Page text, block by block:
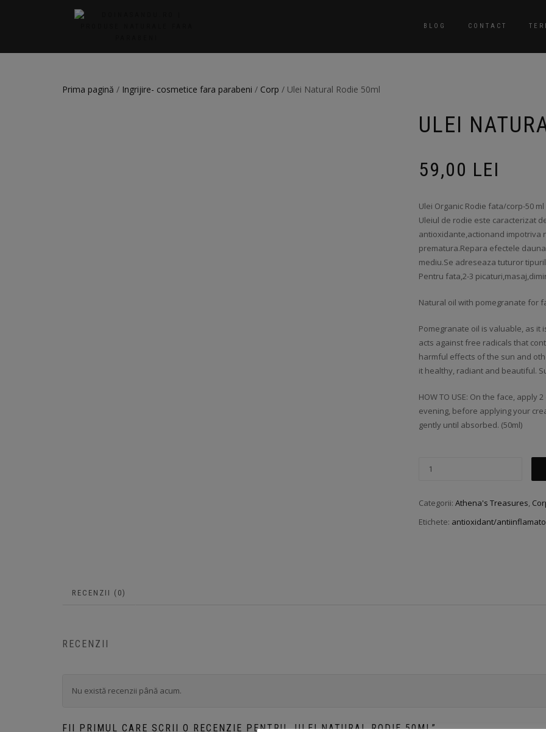
BLOG CONTACT
Prima pagină / Ingrijire- cosmetice fara parabeni / Corp / Ulei Natural Rodie 50ml
ULEI
59,00 LEI
Ulei Organic Rodie fata/corp-50 ml
Uleiul de rodie este caracterizat
antioxidante,actionand impotriva
prematura.Repara efectele
mediu.Se adreseaza tuturor
Pentru fata,2-3
Natural oil with pomegranate for
Pomegranate oil is valuable, as
acts against free radicals that
harmful effects of the sun and
it healthy, radiant and beautiful.
HOW TO USE: On the face,
evening, before applying your
gently until absorbed. (50ml)
Categorii: Athena's Treasures,
Etichete: antioxidant/
RECENZII (0)
RECENZII
Nu există recenzii până acum.
FII PRIMUL CARE SCRII O RECENZIE PENTRU „ULEI NATURAL RODIE 50ML”